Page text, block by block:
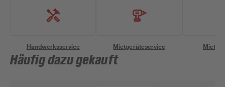
Handwerksservice Mietgeräteservice
Häufig dazu gekauft